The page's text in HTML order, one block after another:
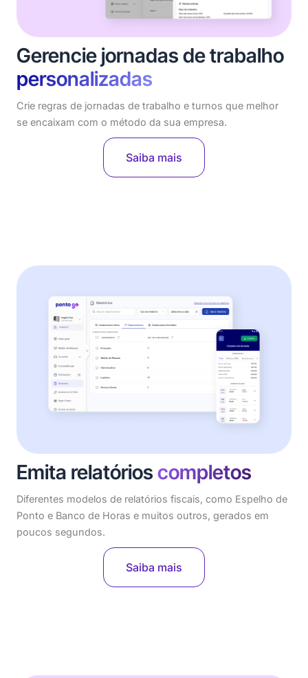
Gerencie jornadas de trabalho
personalizadas
Crie regras de jornadas de trabalho e turnos que melhor
se encaixam com o método da sua empresa.
Saiba mais
Emita relatórios completos
Diferentes modelos de relatórios fiscais, como Espelho de
Ponto e Banco de Horas e muitos outros, gerados em
poucos segundos.
Saiba mais